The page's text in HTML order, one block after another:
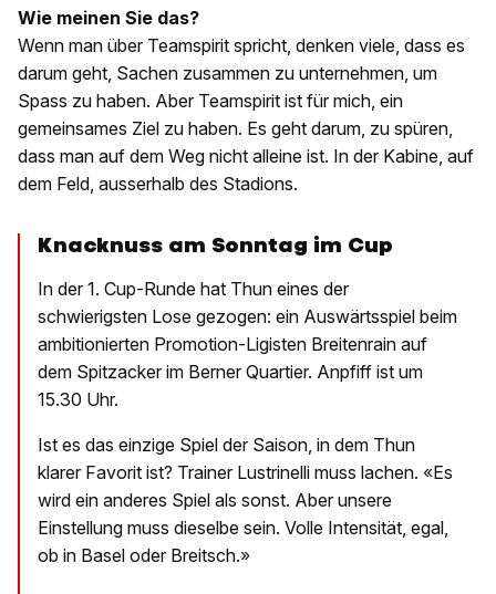
Wie meinen Sie das?
Wenn man über Teamspirit spricht, denken viele, dass es
darum geht, Sachen zusammen zu unternehmen, um
Spass zu haben. Aber Teamspirit ist für mich, ein
gemeinsames Ziel zu haben. Es geht darum, zu spüren,
dass man auf dem Weg nicht alleine ist. In der Kabine, auf
dem Feld, ausserhalb des Stadions.
Knacknuss am Sonntag im Cup
In der 1. Cup-Runde hat Thun eines der
schwierigsten Lose gezogen: ein Auswärtsspiel beim
ambitionierten Promotion-Ligisten Breitenrain auf
dem Spitzacker im Berner Quartier. Anpfiff ist um
15.30 Uhr.
Ist es das einzige Spiel der Saison, in dem Thun
klarer Favorit ist? Trainer Lustrinelli muss lachen. «Es
wird ein anderes Spiel als sonst. Aber unsere
Einstellung muss dieselbe sein. Volle Intensität, egal,
ob in Basel oder Breitsch.»